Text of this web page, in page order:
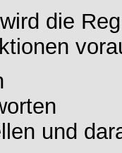
die
und